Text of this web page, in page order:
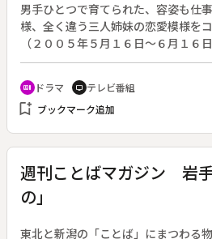
男手ひとつで育てられた、容姿も仕
様、全く違う三人姉妹の恋愛模様を
（２００５年５月１６日～６月１
幸平（橋爪功）が倒れて手術を受け
（浅野ゆう子）は幸平の容態が心配
を傷つけたことを後悔する。すずめ
瀬里穂）も看病をしながら、それぞ
ーストラリアに行くか心が揺れる中
を散らす。幸平は手術の前に、全員
とりずつ幸平の病室に呼ばれていく。
recent_actors ドラマ tv テレビ番組
bookmark_add ブックマーク追加
週刊ことばマガジン 岩
の」
東北と新潟の「ことば」にまつわる